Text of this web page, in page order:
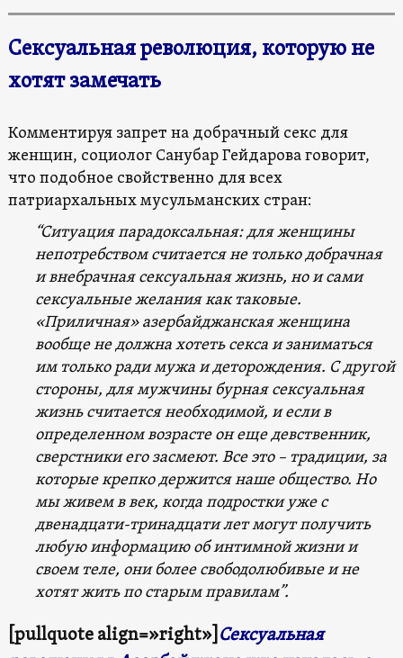
Сексуальная революция, которую не
хотят замечать
Комментируя запрет на добрачный секс для
женщин, социолог Санубар Гейдарова говорит,
что подобное свойственно для всех
патриархальных мусульманских стран:
“Ситуация парадоксальная: для женщины
непотребством считается не только добрачная
и внебрачная сексуальная жизнь, но и сами
сексуальные желания как таковые.
«Приличная» азербайджанская женщина
вообще не должна хотеть секса и заниматься
им только ради мужа и деторождения. С другой
стороны, для мужчины бурная сексуальная
жизнь считается необходимой, и если в
определенном возрасте он еще девственник,
сверстники его засмеют. Все это – традиции, за
которые крепко держится наше общество. Но
мы живем в век, когда подростки уже с
двенадцати-тринадцати лет могут получить
любую информацию об интимной жизни и
своем теле, они более свободолюбивые и не
хотят жить по старым правилам”.
[pullquote align=»right»] Сексуальная